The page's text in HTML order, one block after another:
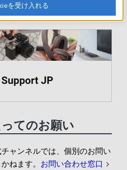
JPの公式チャンネル
てのお願い
ャンネルでは、個別のお問い
ねます。 お問い合わせ窓口
を受け入れる